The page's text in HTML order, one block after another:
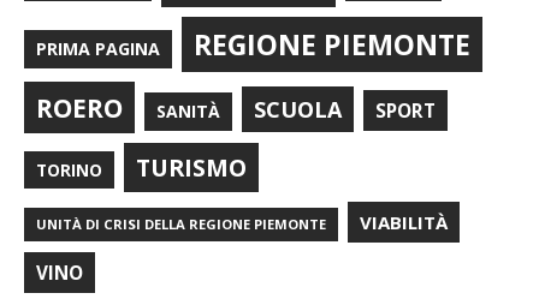
PRIMA PAGINA REGIONE PIEMONTE
ROERO SANITÀ SCUOLA SPORT
TORINO TURISMO
UNITÀ DI CRISI DELLA REGIONE PIEMONTE VIABILITÀ
VINO